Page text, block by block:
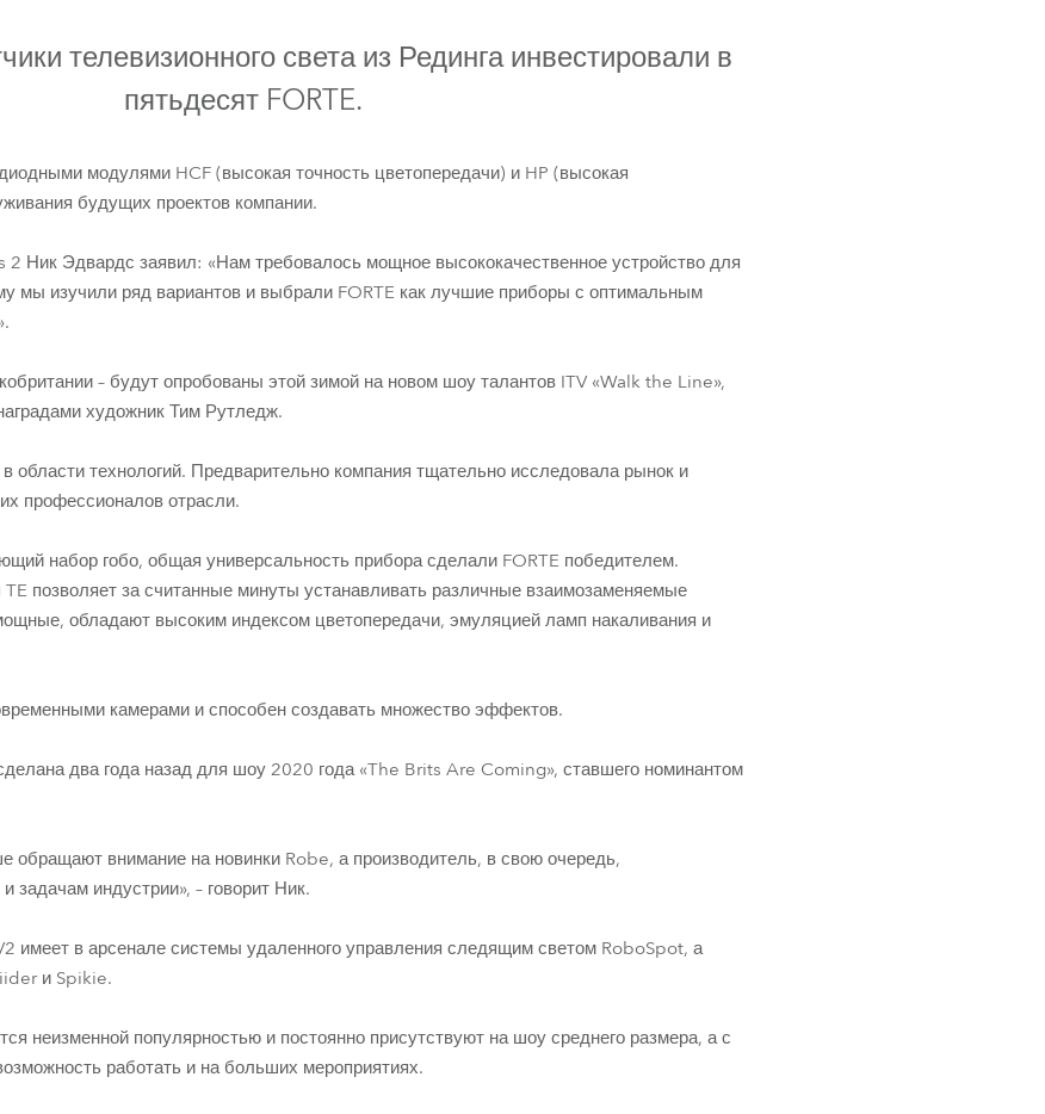
Global
Русскоязычные территории
Развитие бизнеса
FORTE®
телевизионного света из Рединга инвестировали в
пятьдесят FORTE.
модулями HCF (высокая точность цветопередачи) и HP (высокая
будущих проектов компании.
Ник Эдвардс заявил: «Нам требовалось мощное высококачественное устройство для
мы изучили ряд вариантов и выбрали FORTE как лучшие приборы с оптимальным
– будут опробованы этой зимой на новом шоу талантов ITV «Walk the Line»,
художник Тим Рутледж.
области технологий. Предварительно компания тщательно исследовала рынок и
профессионалов отрасли.
набор гобо, общая универсальность прибора сделали FORTE победителем.
TE позволяет за считанные минуты устанавливать различные взаимозаменяемые
обладают высоким индексом цветопередачи, эмуляцией ламп накаливания и
камерами и способен создавать множество эффектов.
два года назад для шоу 2020 года «The Brits Are Coming», ставшего номинантом
обращают внимание на новинки Robe, а производитель, в свою очередь,
задачам индустрии», – говорит Ник.
имеет в арсенале системы удаленного управления следящим светом RoboSpot, а
и Spikie.
неизменной популярностью и постоянно присутствуют на шоу среднего размера, а с
работать и на больших мероприятиях.